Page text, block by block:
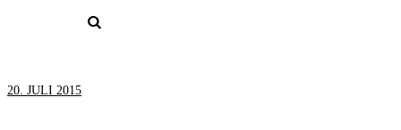
20. JULI 2015